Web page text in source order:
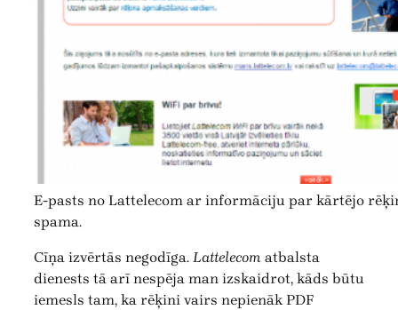
E-pasts no Lattelecom ar informāciju par kārtējo
spama.
Cīņa izvērtās negodīga. Lattelecom atbalsta
dienests tā arī nespēja man izskaidrot, kāds būtu
iemesls tam, ka rēķini vairs nepienāk PDF